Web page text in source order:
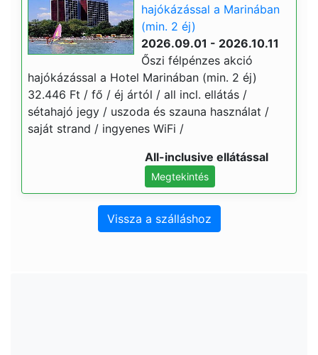
hajókázással a Marinában
(min. 2 éj)
2026.09.01 - 2026.10.11
Őszi félpénzes akció
hajókázással a Hotel Marinában (min. 2 éj)
32.446 Ft / fő / éj ártól / all incl. ellátás /
sétahajó jegy / uszoda és szauna használat /
saját strand / ingyenes WiFi /
All-inclusive ellátással
Megtekintés
Vissza a szálláshoz